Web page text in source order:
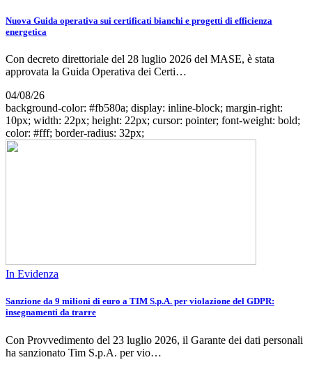
Nuova Guida operativa sui certificati bianchi e progetti di efficienza
energetica
Con decreto direttoriale del 28 luglio 2026 del MASE, è stata
approvata la Guida Operativa dei Certi…
04/08/26
background-color: #fb580a; display: inline-block; margin-right:
10px; width: 22px; height: 22px; cursor: pointer; font-weight: bold;
color: #fff; border-radius: 32px;
In Evidenza
Sanzione da 9 milioni di euro a TIM S.p.A. per violazione del GDPR:
insegnamenti da trarre
Con Provvedimento del 23 luglio 2026, il Garante dei dati personali
ha sanzionato Tim S.p.A. per vio…